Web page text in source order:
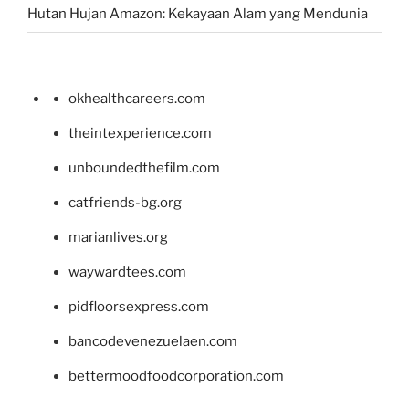
Hutan Hujan Amazon: Kekayaan Alam yang Mendunia
okhealthcareers.com
theintexperience.com
unboundedthefilm.com
catfriends-bg.org
marianlives.org
waywardtees.com
pidfloorsexpress.com
bancodevenezuelaen.com
bettermoodfoodcorporation.com